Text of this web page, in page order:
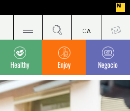
Healthy Enjoy Negocio